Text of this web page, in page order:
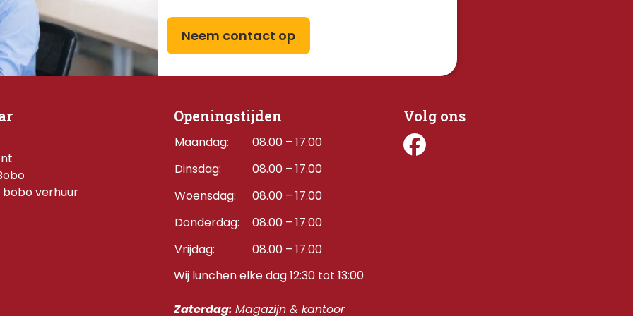
Neem contact op
verhuur
Openingstijden
Maandag:
08.00 – 17.00
Dinsdag:
08.00 – 17.00
Woensdag:
08.00 – 17.00
Donderdag: 08.00 – 17.00
Vrijdag:
08.00 – 17.00
Wij lunchen elke dag 12:30 tot 13:00
Zaterdag: Magazijn & kantoor
Volg ons